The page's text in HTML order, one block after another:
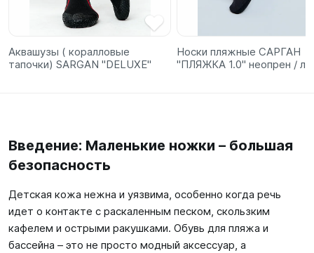
Аквашузы ( коралловые
тапочки) SARGAN "DELUXE"
Носки пляжные САРГАН
"ПЛЯЖКА 1.0" неопрен /
Введение: Маленькие ножки – большая
безопасность
Детская кожа нежна и уязвима, особенно когда речь
идет о контакте с раскаленным песком, скользким
кафелем и острыми ракушками. Обувь для пляжа и
бассейна – это не просто модный аксессуар, а